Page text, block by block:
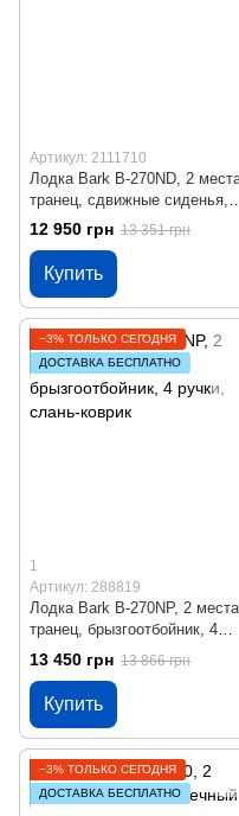
Артикул: 2111710
Лодка Bark B-270ND, 2
транец, сдвижные сиденья,
слань-коврик
12 950 грн 13 351 грн
Купить
−3% ТОЛЬКО СЕГОДНЯ
ДОСТАВКА БЕСПЛАТНО
1
Артикул: 288819
Лодка Bark B-270NP, 2
транец, брызгоотбойник, 4
ручки, слань-коврик
13 450 грн 13 866 грн
Купить
−3% ТОЛЬКО СЕГОДНЯ
ДОСТАВКА БЕСПЛАТНО